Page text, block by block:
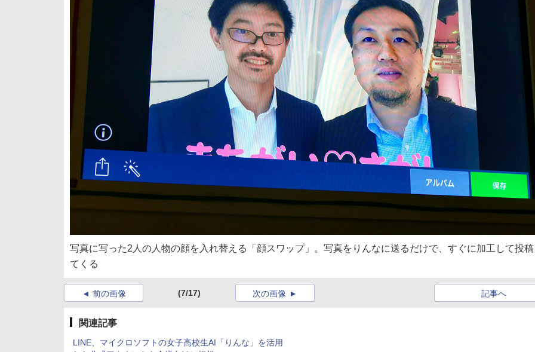
写真に写った2人の人物の顔を入れ替える「顔スワップ」。写真をりんなに送るだけで、すぐに加工して投
てくる
前の画像 (7/17) 記事へ
次の画像
関連記事
LINE、マイクロソフトの女子高校生AI「りんな」を活用